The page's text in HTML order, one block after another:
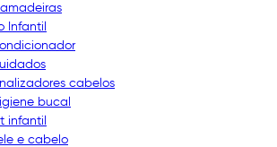
Infantil
cabelos
bucal
infantil
e cabelo